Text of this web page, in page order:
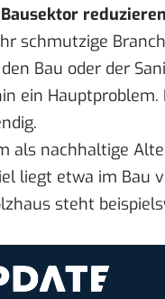
schmutzige
Bau oder der
ein
als nachhaltige
liegt etwa im Bau
steht